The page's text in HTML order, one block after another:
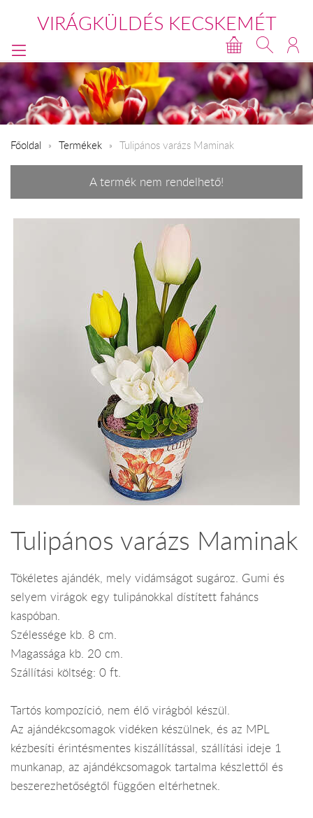
VIRÁGKÜLDÉS KECSKEMÉT
Főoldal Termékek Tulipános varázs Maminak
A termék nem rendelhető!
Tulipános varázs Maminak
Tökéletes ajándék, mely vidámságot sugároz. Gumi és
selyem virágok egy tulipánokkal dístített faháncs
kaspóban.
Szélessége kb. 8 cm.
Magassága kb. 20 cm.
Szállítási költség: 0 ft.
Tartós kompozíció, nem élő virágból készül.
Az ajándékcsomagok vidéken készülnek, és az MPL
kézbesíti érintésmentes kiszállítással, szállítási ideje 1
munkanap, az ajándékcsomagok tartalma készlettől és
beszerezhetőségtől függően eltérhetnek.